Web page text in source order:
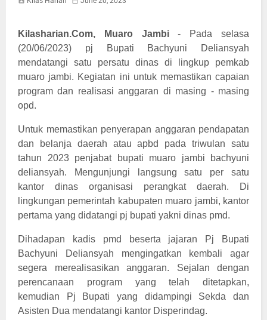
Kilasharian.Com, Muaro Jambi- Pada selasa
(20/06/2023) pj Bupati Bachyuni Deliansyah
mendatangi satu persatu dinas di lingkup pemkab
muaro jambi. Kegiatan ini untuk memastikan capaian
program dan realisasi anggaran di masing - masing
opd.
Untuk memastikan penyerapan anggaran pendapatan
dan belanja daerah atau apbd pada triwulan satu
tahun 2023 penjabat bupati muaro jambi bachyuni
deliansyah. Mengunjungi langsung satu per satu
kantor dinas organisasi perangkat daerah. Di
lingkungan pemerintah kabupaten muaro jambi, kantor
pertama yang didatangi pj bupati yakni dinas pmd.
Dihadapan kadis pmd beserta jajaran Pj Bupati
Bachyuni Deliansyah mengingatkan kembali agar
segera merealisasikan anggaran. Sejalan dengan
perencanaan program yang telah ditetapkan,
kemudian Pj Bupati yang didampingi Sekda dan
Asisten Dua mendatangi kantor Disperindag.